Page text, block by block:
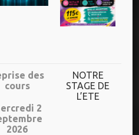
cours/semaine
jusqu’aux adultes
à chaque danseur
des
cours
2
2026
NOTRE
STAGE DE
L’ETE